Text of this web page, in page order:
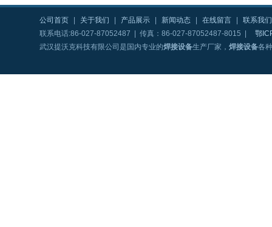
公司首页 关于我们 产品展示 新闻动态 在线留言
联系我们
联系电话:86-027-87052487 | 传真：86-027-87052487-8015 |
鄂
武汉提沃克科技有限公司是国内专业的焊接设备生产厂家， 焊接设备各